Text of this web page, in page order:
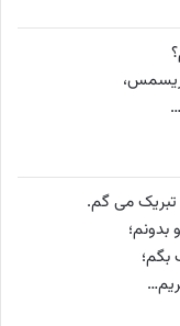
تبریک می گم.
بدونم؛